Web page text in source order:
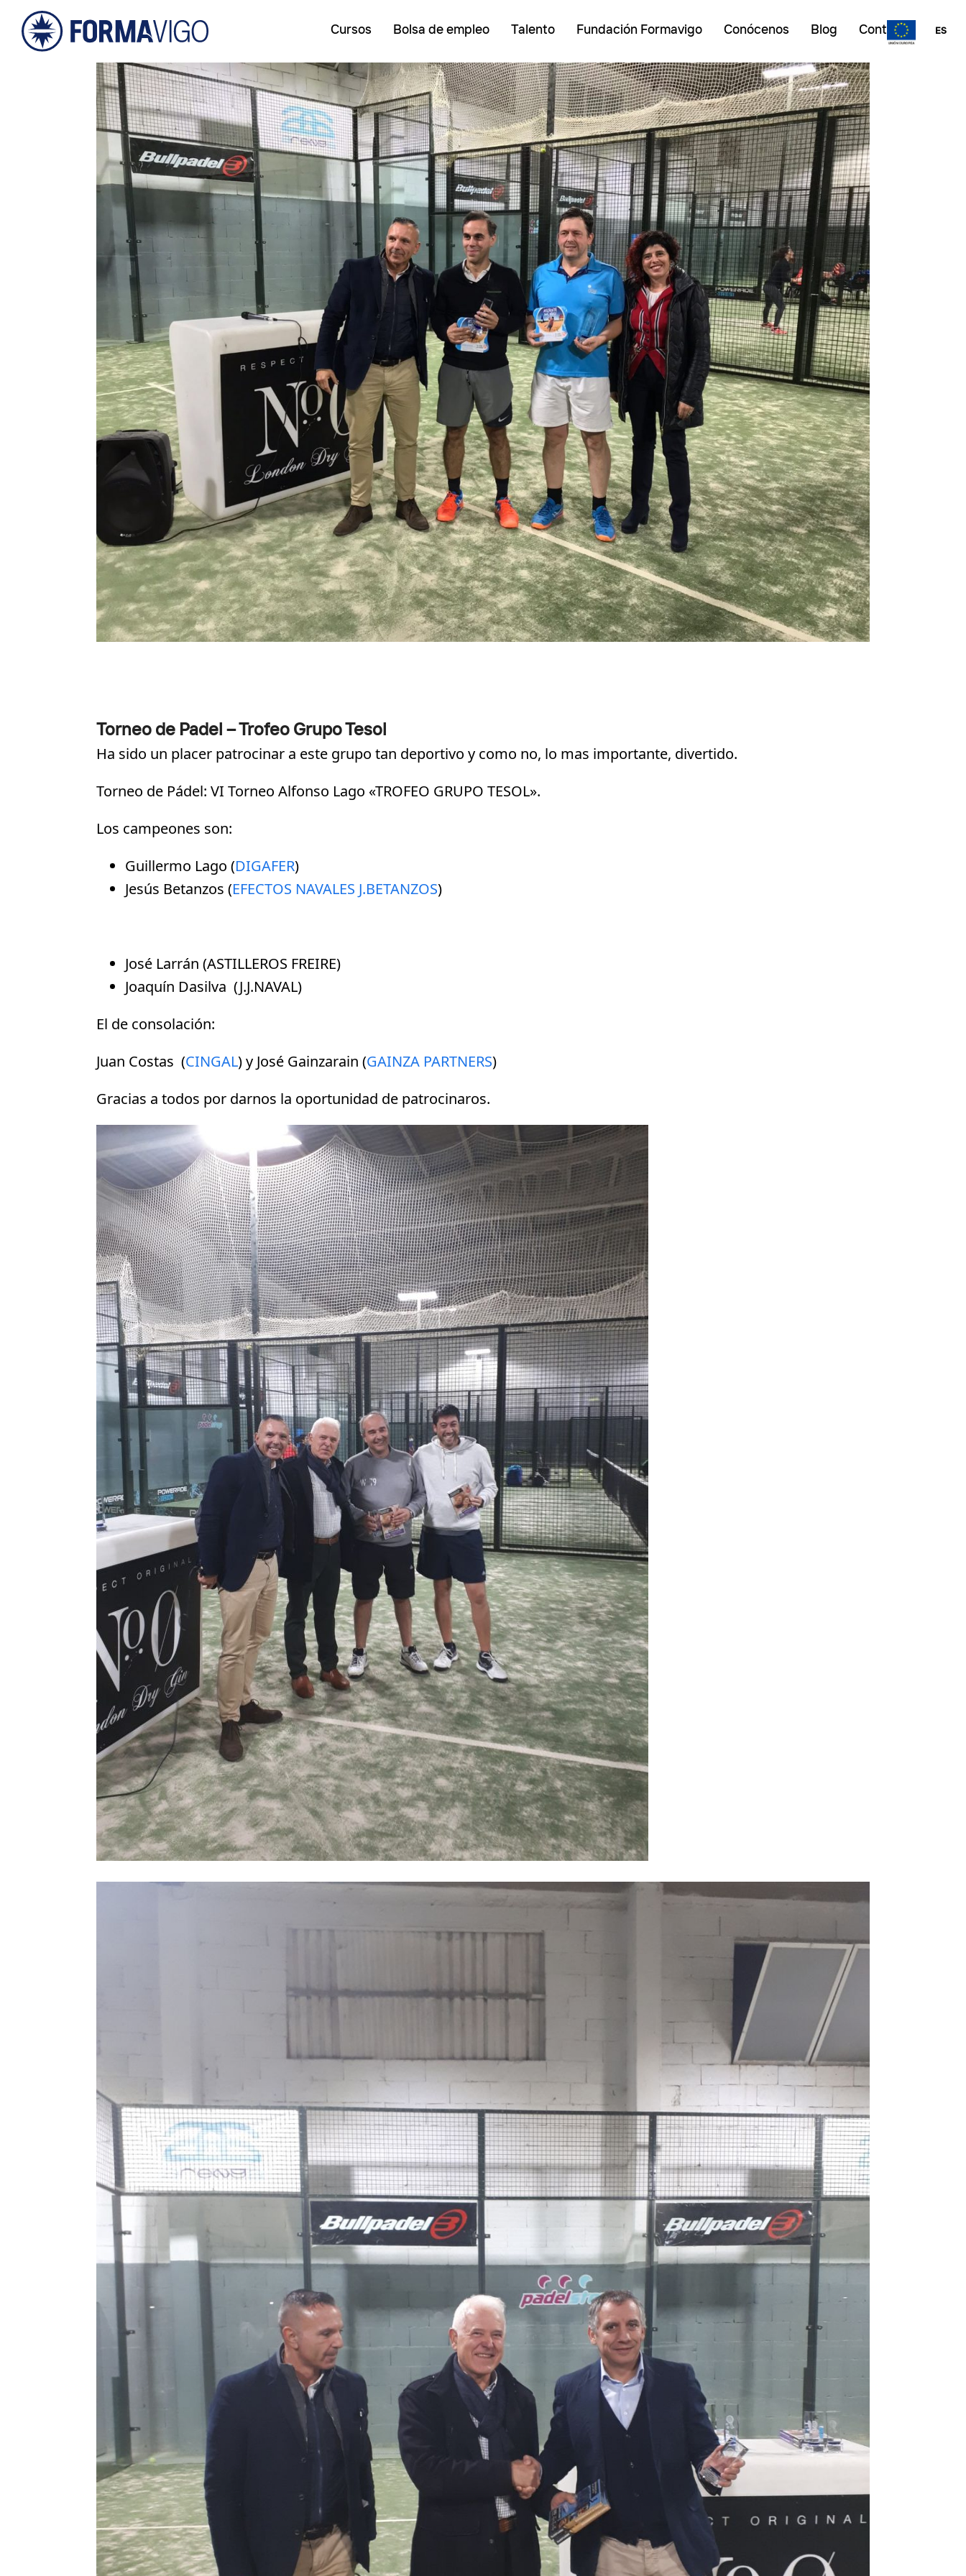
Cursos Bolsa de empleo Talento Fundación Formavigo Conócenos Blog Contacto ES
Torneo de Padel – Trofeo Grupo Tesol
Ha sido un placer patrocinar a este grupo tan deportivo y como no, lo mas importante, divertido.
Torneo de Pádel: VI Torneo Alfonso Lago «TROFEO GRUPO TESOL».
Los campeones son:
Guillermo Lago (DIGAFER)
Jesús Betanzos (EFECTOS NAVALES J.BETANZOS)
José Larrán (ASTILLEROS FREIRE)
Joaquín Dasilva (J.J.NAVAL)
El de consolación:
Juan Costas (CINGAL) y José Gainzarain (GAINZA PARTNERS)
Gracias a todos por darnos la oportunidad de patrocinaros.